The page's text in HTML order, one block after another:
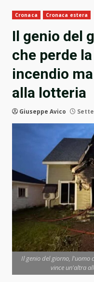
Cronaca Cronaca estera
Il genio del
che perde
incendio
alla lotteria
Giuseppe Avico
Il genio del giorno, l'uomo
vince un'altra